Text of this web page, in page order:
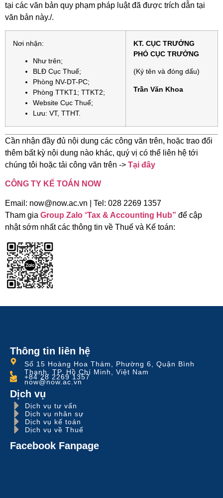
tại các văn bản quy phạm pháp luật đã được trích dẫn tại
văn bản này./.
Nơi nhận:
Như trên;
BLĐ Cục Thuế;
Phòng NV-DT-PC;
Phòng TTKT1; TTKT2;
Website Cục Thuế;
Lưu: VT, TTHT.
KT. CỤC TRƯỞNG
PHÓ CỤC TRƯỞNG
(Ký tên và đóng dấu)
Trần Văn Khoa
Cần nhận đầy đủ nội dung các công văn trên, hoặc trao đổi
thêm bất kỳ nội dung nào khác, quý vị có thể liên hệ tới
chúng tôi hoặc tải công văn trên -> Tại đây
CÔNG TY KẾ TOÁN NOW
Email: now@now.ac.vn | Tel: 028 2269 1357
Tham gia Group Zalo “Tax & Accounting Hub” để cập
nhật sớm nhất các thông tin về Thuế và Kế toán:
Thông tin liên hệ
Số 15 Hoàng Hoa Thám, Phường 6, Quận Bình
Thạnh, TP. Hồ Chí Minh, Việt Nam
+84 28 2269 1357
now@now.ac.vn
Dịch vụ
Dịch vụ tư vấn
Dịch vụ nhân sự
Dịch vụ kế toán
Dịch vụ về Thuế
Facebook Fanpage